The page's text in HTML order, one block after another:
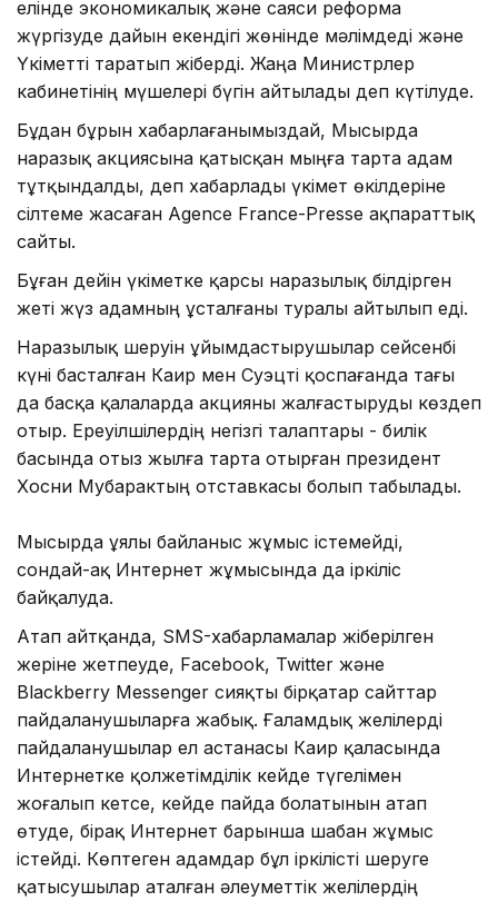
елінде экономикалық және саяси реформа
жүргізуде дайын екендігі жөнінде мәлімдеді және
Үкіметті таратып жіберді. Жаңа Министрлер
кабинетінің мүшелері бүгін айтылады деп күтілуде.
Бұдан бұрын хабарлағанымыздай, Мысырда
наразық акциясына қатысқан мыңға тарта адам
тұтқындалды, деп хабарлады үкімет өкілдеріне
сілтеме жасаған Agence France-Presse ақпараттық
сайты.
Бұған дейін үкіметке қарсы наразылық білдірген
жеті жүз адамның ұсталғаны туралы айтылып еді.
Наразылық шеруін ұйымдастырушылар сейсенбі
күні басталған Каир мен Суэцті қоспағанда тағы
да басқа қалаларда акцияны жалғастыруды көздеп
отыр. Ереуілшілердің негізгі талаптары - билік
басында отыз жылға тарта отырған президент
Хосни Мубарактың отставкасы болып табылады.
Мысырда ұялы байланыс жұмыс істемейді,
сондай-ақ Интернет жұмысында да іркіліс
байқалуда.
Атап айтқанда, SMS-хабарламалар жіберілген
жеріне жетпеуде, Facebook, Twitter және
Blackberry Messenger сияқты бірқатар сайттар
пайдаланушыларға жабық. Ғаламдық желілерді
пайдаланушылар ел астанасы Каир қаласында
Интернетке қолжетімділік кейде түгелімен
жоғалып кетсе, кейде пайда болатынын атап
өтуде, бірақ Интернет барынша шабан жұмыс
істейді. Көптеген адамдар бұл іркілісті шеруге
қатысушылар аталған әлеуметтiк желiлердің